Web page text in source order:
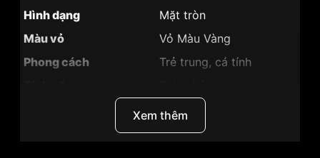
Hình dạng
Mặt tròn
Màu vỏ
Vỏ Màu Vàng
Phong cách
Trẻ trung, cá tính
5mm
Mặt trắng
Xem thêm